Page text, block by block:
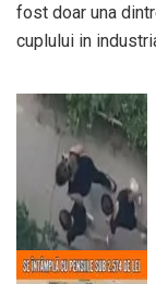
fost doar una
cuplului in